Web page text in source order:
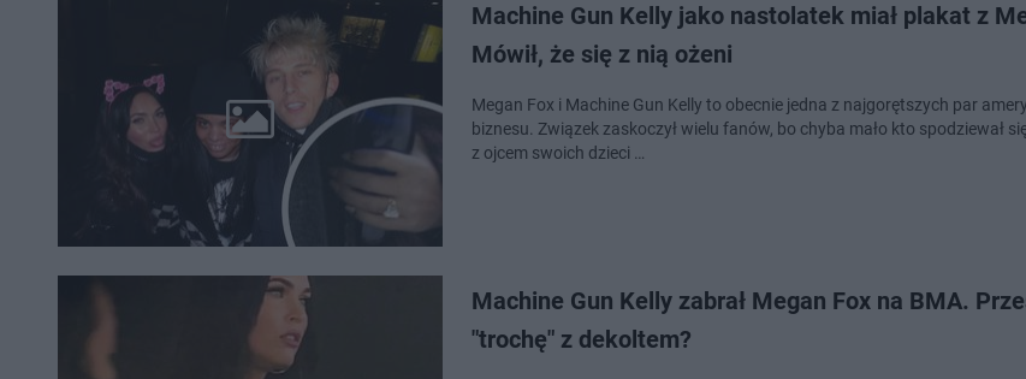
Machine Gun Kelly jako nastolatek miał plakat z
Mówił, że się z nią ożeni
Megan Fox i Machine Gun Kelly to obecnie jedna z najgorętszych par
biznesu. Związek zaskoczył wielu fanów, bo chyba mało kto spodziewał
z ojcem swoich dzieci …
Machine Gun Kelly zabrał Megan Fox na BMA.
"trochę" z dekoltem?